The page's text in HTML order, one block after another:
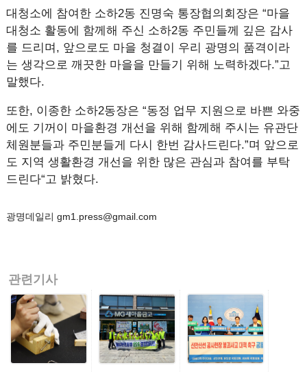
대청소에 참여한 소하2동 진명숙 통장협의회장은 “마을
대청소 활동에 함께해 주신 소하2동 주민들께 깊은 감사
를 드리며, 앞으로도 마을 청결이 우리 광명의 품격이라
는 생각으로 깨끗한 마을을 만들기 위해 노력하겠다.”고
말했다.
또한, 이종한 소하2동장은 “동정 업무 지원으로 바쁜 와중
에도 기꺼이 마을환경 개선을 위해 함께해 주시는 유관단
체원분들과 주민분들게 다시 한번 감사드린다.”며 앞으로
도 지역 생활환경 개선을 위한 많은 관심과 참여를 부탁
드린다“고 밝혔다.
광명데일리 gm1.press@gmail.com
관련기사